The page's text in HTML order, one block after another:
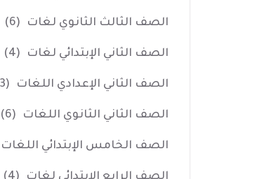
الصف الثالث الثانوي لغات (6)
الصف الثاني الإبتدائي لغات (4)
الصف الثاني الإعدادي اللغات (3)
الصف الثاني الثانوي اللغات (6)
الصف الخامس الإبتدائي اللغات